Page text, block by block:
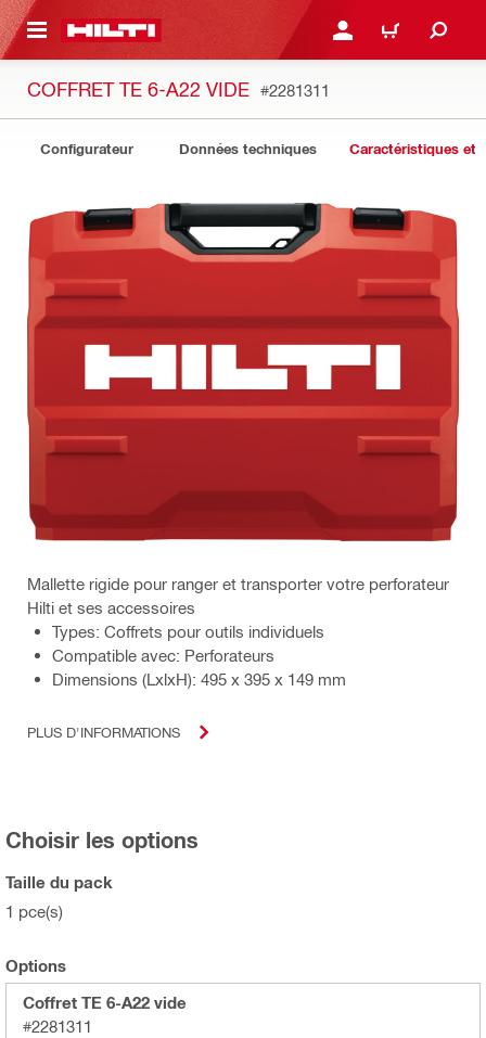
CONTENT CONNEXION OU
PANIER
COFFRET TE 6-A22 VIDE #2281311
Configurateur Données techniques Caractéristiques et
Mallette rigide pour ranger et transporter votre perforateur
Hilti et ses accessoires
Types: Coffrets pour outils individuels
Compatible avec: Perforateurs
Dimensions (LxlxH): 495 x 395 x 149 mm
PLUS D'INFORMATIONS
Choisir les options
Taille du pack
1 pce(s)
Options
Coffret TE 6-A22 vide
#2281311